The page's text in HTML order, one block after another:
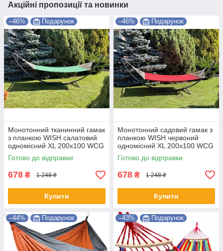
Акційні пропозиції та новинки
–46% Подарунок
Монотонний тканинний гамак
з планкою WISH салатовий
одномісний XL 200х100 WCG
Shopik
Готово до відправки
678 ₴ 1 248 ₴
Купити
–46% Подарунок
Монотонний садовий гамак з
планкою WISH червоний
одномісний XL 200х100 WCG
Shopik
Готово до відправки
678 ₴ 1 248 ₴
Купити
–44% Подарунок –43% Подарунок